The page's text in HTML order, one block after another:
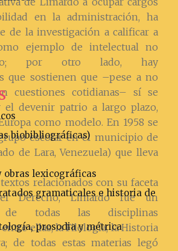
en la administración, ha
de la investigación a calificar a
ejemplo de intelectual no
por otro lado, hay
que sostienen que –pese a no
cuestiones cotidianas– sí se
el devenir patrio a largo plazo,
como modelo. En 1958 se
escolar en el municipio de
de Lara, Venezuela) que lleva
relacionados con su faceta
el Derecho, Limardo fue un
de todas las disciplinas
ellas, la Filología, la Historia
de todas estas materias legó
biobibliográficas)
obras lexicográficas
gramaticales e historia de
prosodia y métrica